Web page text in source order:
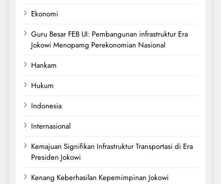
Ekonomi
Guru Besar FEB UI: Pembangunan infrastruktur Era
Jokowi Menopamg Perekonomian Nasional
Hankam
Hukum
Indonesia
Internasional
Kemajuan Signifikan Infrastruktur Transportasi di Era
Presiden Jokowi
Kenang Keberhasilan Kepemimpinan Jokowi